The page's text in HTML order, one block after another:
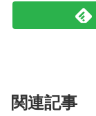
関連記事